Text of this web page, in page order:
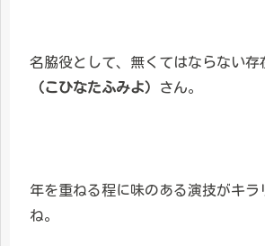
名脇役として、無くてはならない存
（こひなたふみよ）
さん。
年を重ねる程に味のある演技がキラ
ね。